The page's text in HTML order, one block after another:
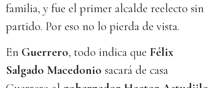
familia, y fue el primer alcalde reelecto sin
partido. Por eso no lo pierda de vista.
En Guerrero, todo indica que Félix
Salgado Macedonio sacará de casa